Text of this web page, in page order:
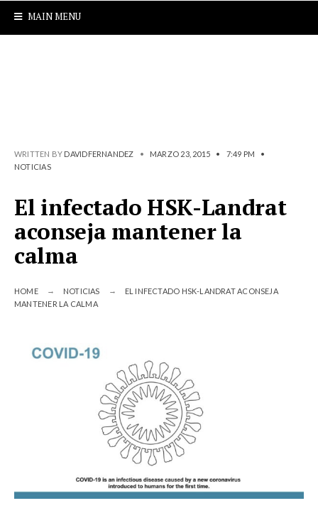
MAIN MENU
WRITTEN BY DAVIDFERNANDEZ • MARZO 23, 2015 • 7:49 PM
•
NOTICIAS
El infectado HSK-Landrat
aconseja mantener la
calma
HOME NOTICIAS
EL INFECTADO HSK-LANDRAT ACONSEJA
MANTENER LA CALMA